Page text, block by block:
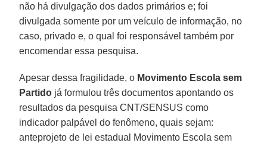
não há divulgação dos dados primários e; foi
divulgada somente por um veículo de informação, no
caso, privado e, o qual foi responsável também por
encomendar essa pesquisa.
Apesar dessa fragilidade, o Movimento Escola sem
Partido já formulou três documentos apontando os
resultados da pesquisa CNT/SENSUS como
indicador palpável do fenômeno, quais sejam:
anteprojeto de lei estadual Movimento Escola sem